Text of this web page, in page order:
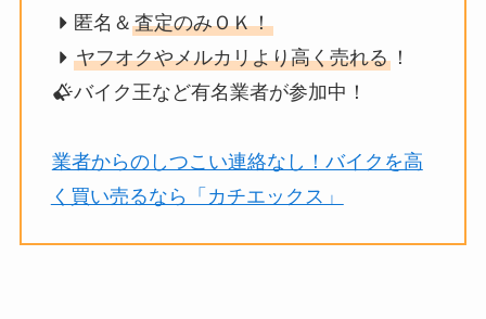
匿名＆査定のみＯＫ！
ヤフオクやメルカリより高く売れる ！
バイク王など有名業者が参加中！
業者からのしつこい連絡なし！バイクを高
く買い売るなら「カチエックス」